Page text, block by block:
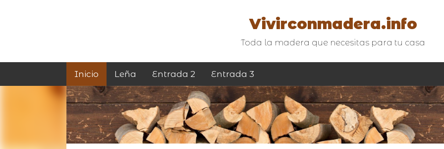
Vivirconmadera.info
Toda la madera que necesitas para tu casa
Inicio Leña Entrada 2 Entrada 3